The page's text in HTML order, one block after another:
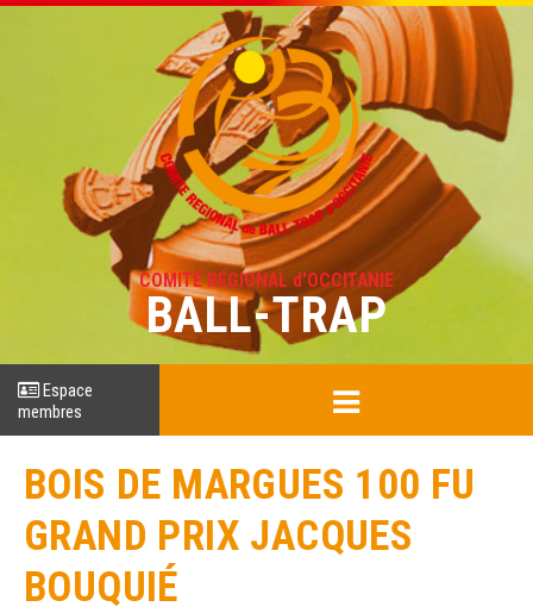
COMITÉ RÉGIONAL d'OCCITANIE
BALL-TRAP
Espace
membres
BOIS DE MARGUES 100 FU
GRAND PRIX JACQUES
BOUQUIÉ